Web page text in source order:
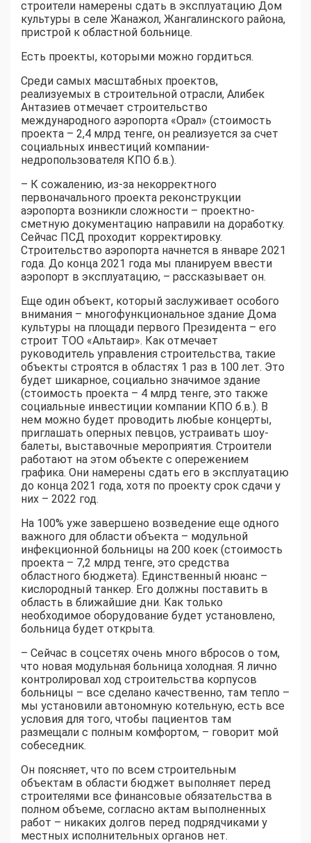
строители намерены сдать в эксплуатацию Дом
культуры в селе Жанажол, Жангалинского района,
пристрой к областной больнице.
Есть проекты, которыми можно гордиться.
Среди самых масштабных проектов,
реализуемых в строительной отрасли, Алибек
Антазиев отмечает строительство
международного аэропорта «Орал» (стоимость
проекта – 2,4 млрд тенге, он реализуется за счет
социальных инвестиций компании-
недропользователя КПО б.в.).
– К сожалению, из-за некорректного
первоначального проекта реконструкции
аэропорта возникли сложности – проектно-
сметную документацию направили на доработку.
Сейчас ПСД проходит корректировку.
Строительство аэропорта начнется в январе 2021
года. До конца 2021 года мы планируем ввести
аэропорт в эксплуатацию, – рассказывает он.
Еще один объект, который заслуживает особого
внимания – многофункциональное здание Дома
культуры на площади первого Президента – его
строит ТОО «Альтаир». Как отмечает
руководитель управления строительства, такие
объекты строятся в областях 1 раз в 100 лет. Это
будет шикарное, социально значимое здание
(стоимость проекта – 4 млрд тенге, это также
социальные инвестиции компании КПО б.в.). В
нем можно будет проводить любые концерты,
приглашать оперных певцов, устраивать шоу-
балеты, выставочные мероприятия. Строители
работают на этом объекте с опережением
графика. Они намерены сдать его в эксплуатацию
до конца 2021 года, хотя по проекту срок сдачи у
них – 2022 год.
На 100% уже завершено возведение еще одного
важного для области объекта – модульной
инфекционной больницы на 200 коек (стоимость
проекта – 7,2 млрд тенге, это средства
областного бюджета). Единственный нюанс –
кислородный танкер. Его должны поставить в
область в ближайшие дни. Как только
необходимое оборудование будет установлено,
больница будет открыта.
– Сейчас в соцсетях очень много вбросов о том,
что новая модульная больница холодная. Я лично
контролировал ход строительства корпусов
больницы – все сделано качественно, там тепло –
мы установили автономную котельную, есть все
условия для того, чтобы пациентов там
размещали с полным комфортом, – говорит мой
собеседник.
Он поясняет, что по всем строительным
объектам в области бюджет выполняет перед
строителями все финансовые обязательства в
полном объеме, согласно актам выполненных
работ – никаких долгов перед подрядчиками у
местных исполнительных органов нет.